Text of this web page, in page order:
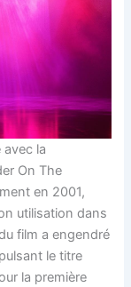
la
On The
en 2001,
utilisation dans
film a engendré
le titre
la première